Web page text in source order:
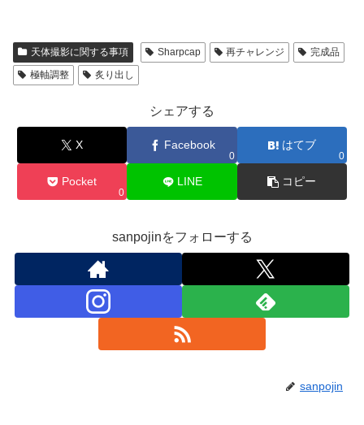
天体撮影に関する事項 Sharpcap 再チャレンジ
完成品
極軸調整
炙り出し
シェアする
X Facebook
0
はてブ
0
Pocket
0
LINE コピー
sanpojinをフォローする
sanpojin